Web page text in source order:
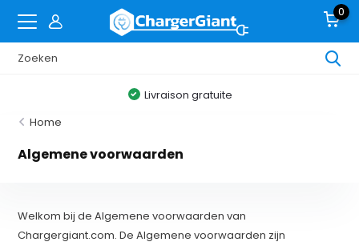
0
Livraison gratuite
Home
Algemene voorwaarden
Welkom bij de Algemene voorwaarden van
Chargergiant.com. De Algemene voorwaarden zijn